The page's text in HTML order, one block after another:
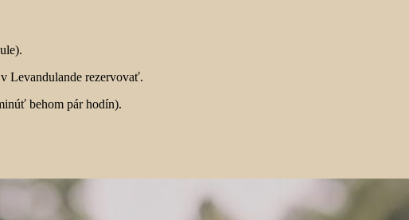
Levandulande rezervovať.
behom pár hodín).